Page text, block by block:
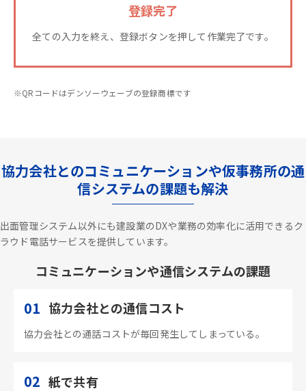
登録完了
全ての入力を終え、登録ボタンを押して作業完了です。
※QRコードはデンソーウェーブの登録商標です
協力会社とのコミュニケーションや仮事務所の通
信システムの課題も解決
出面管理システム以外にも建設業のDXや業務の効率化に活用できるク
ラウド電話サービスを提供しています。
コミュニケーションや通信システムの課題
01 協力会社との通信コスト
協力会社との通話コストが毎回発生してしまっている。
02 紙で共有